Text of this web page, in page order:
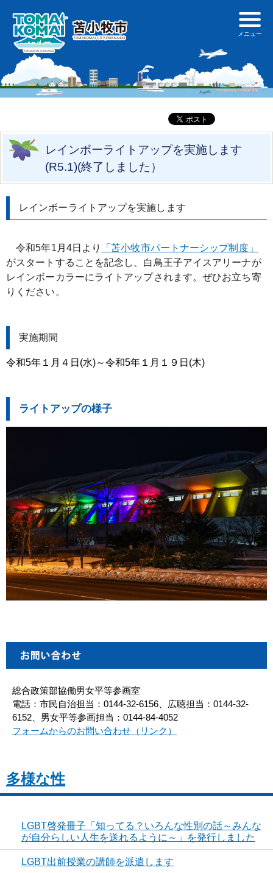
レインボーライトアップを実施します
(R5.1)(終了しました）
レインボーライトアップを実施します
令和5年1月4日より
「苫小牧市パートナーシップ制度」
がスタートすることを記念し、白鳥王子アイスアリーナが
レインボーカラーにライトアップされます。ぜひお立ち寄
りください。
実施期間
令和5年１月４日(水)～令和5年１月１９日(木)
ライトアップの様子
総合政策部協働男女平等参画室
電話：市民自治担当：0144-32-6156、広聴担当：0144-32-
6152、男女平等参画担当：0144-84-4052
フォームからのお問い合わせ（リンク）
多様な性
LGBT啓発冊子「知ってる？いろんな性別の話～みんな
が自分らしい人生を送れるように～」を発行しました
LGBT出前授業の講師を派遣します